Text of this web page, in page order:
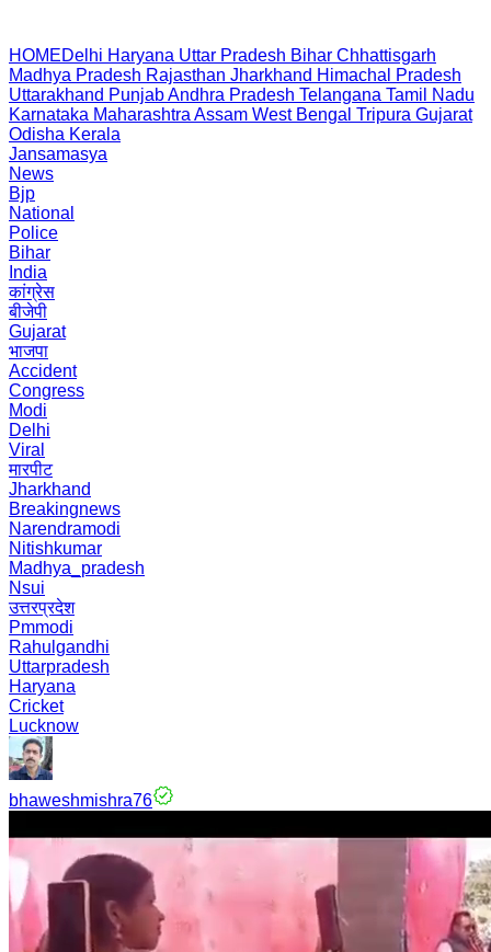
HOMEDelhi Haryana Uttar Pradesh Bihar Chhattisgarh
Madhya Pradesh Rajasthan Jharkhand Himachal Pradesh
Uttarakhand PunjabAndhra Pradesh Telangana Tamil Nadu
Karnataka Maharashtra Assam West Bengal Tripura Gujarat
Odisha Kerala
Jansamasya
News
Bjp
National
Police
Bihar
India
कांग्रेस
बीजेपी
Gujarat
भाजपा
Accident
Congress
Modi
Delhi
Viral
मारपीट
Jharkhand
Breakingnews
Narendramodi
Nitishkumar
Madhya_pradesh
Nsui
उत्तरप्रदेश
Pmmodi
Rahulgandhi
Uttarpradesh
Haryana
Cricket
Lucknow
bhaweshmishra76